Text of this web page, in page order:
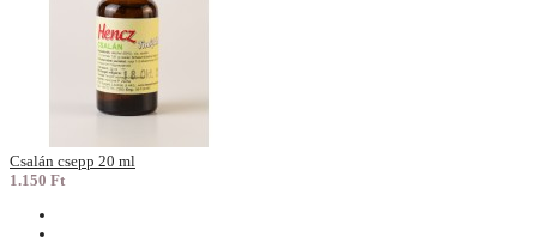
Csalán csepp 20 ml
1.150 Ft